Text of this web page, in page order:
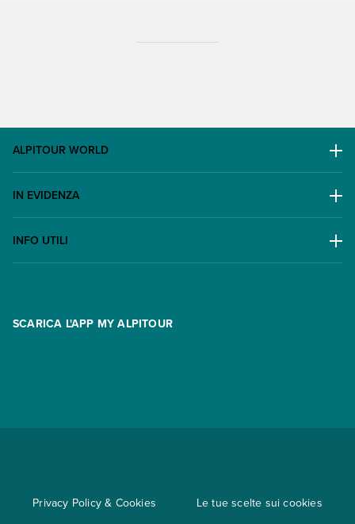
ALPITOUR WORLD
Lavora con noi
Assicurazioni
IN EVIDENZA
INFO UTILI
Condizioni generali di contratto
Mappa del sito
SCARICA L'APP MY ALPITOUR
Privacy Policy & Cookies Le tue scelte sui cookies